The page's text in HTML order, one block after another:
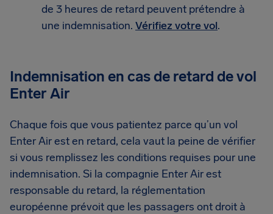
de 3 heures de retard peuvent prétendre à
une indemnisation. Vérifiez votre vol.
Indemnisation en cas de retard de vol
Enter Air
Chaque fois que vous patientez parce qu’un vol
Enter Air est en retard, cela vaut la peine de vérifier
si vous remplissez les conditions requises pour une
indemnisation. Si la compagnie Enter Air est
responsable du retard, la réglementation
européenne prévoit que les passagers ont droit à